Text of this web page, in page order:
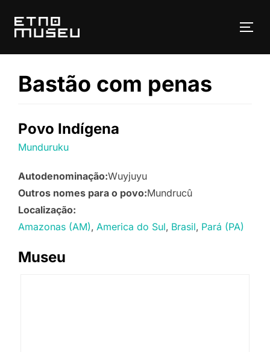
para
Bastão com penas
Povo Indígena
Munduruku
Autodenominação:Wuyjuyu
Outros nomes para o povo:Mundrucû
Localização:
Amazonas (AM) America do Sul Brasil Pará (PA)
Museu